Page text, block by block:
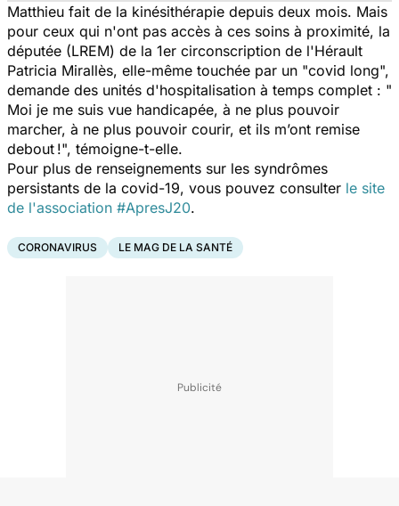
Matthieu fait de la kinésithérapie depuis deux mois. Mais
pour ceux qui n'ont pas accès à ces soins à proximité, la
députée (LREM) de la 1er circonscription de l'Hérault
Patricia Mirallès, elle-même touchée par un "covid long",
demande des unités d'hospitalisation à temps complet : "
Moi je me suis vue handicapée, à ne plus pouvoir
marcher, à ne plus pouvoir courir, et ils m’ont remise
debout !", témoigne-t-elle.
Pour plus de renseignements sur les syndrômes
persistants de la covid-19, vous pouvez consulter le site
de l'association #ApresJ20.
CORONAVIRUS LE MAG DE LA SANTÉ